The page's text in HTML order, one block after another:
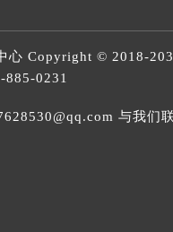
心 Copyright © 2018-
885-0231
与我们